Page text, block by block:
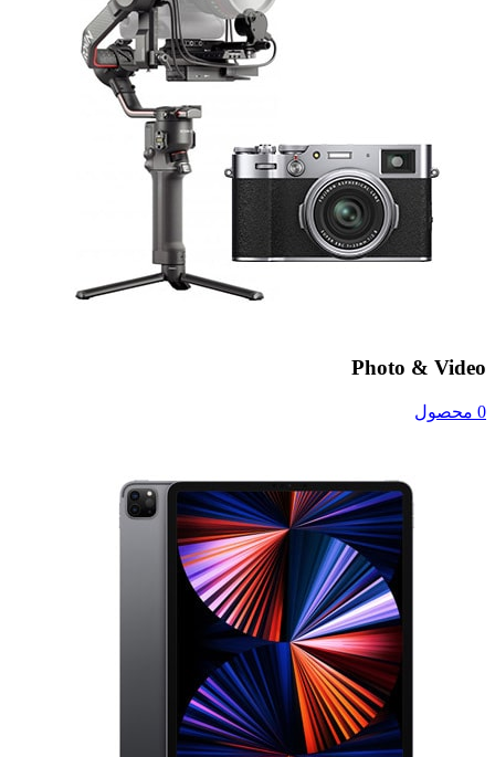
Photo & Video
0 محصول